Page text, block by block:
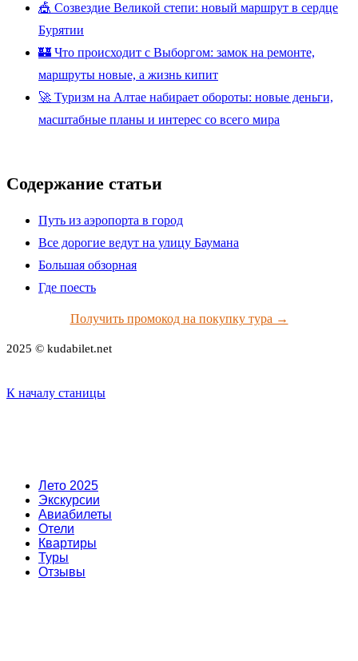
🎪 Созвездие Великой степи: новый маршрут в сердце
Бурятии
🏰 Что происходит с Выборгом: замок на ремонте,
маршруты новые, а жизнь кипит
🚀 Туризм на Алтае набирает обороты: новые деньги,
масштабные планы и интерес со всего мира
Содержание статьи
Путь из аэропорта в город
Все дорогие ведут на улицу Баумана
Большая обзорная
Где поесть
Получить промокод на покупку тура →
2025 © kudabilet.net
К началу станицы
Лето 2025
Экскурсии
Авиабилеты
Отели
Квартиры
Туры
Отзывы